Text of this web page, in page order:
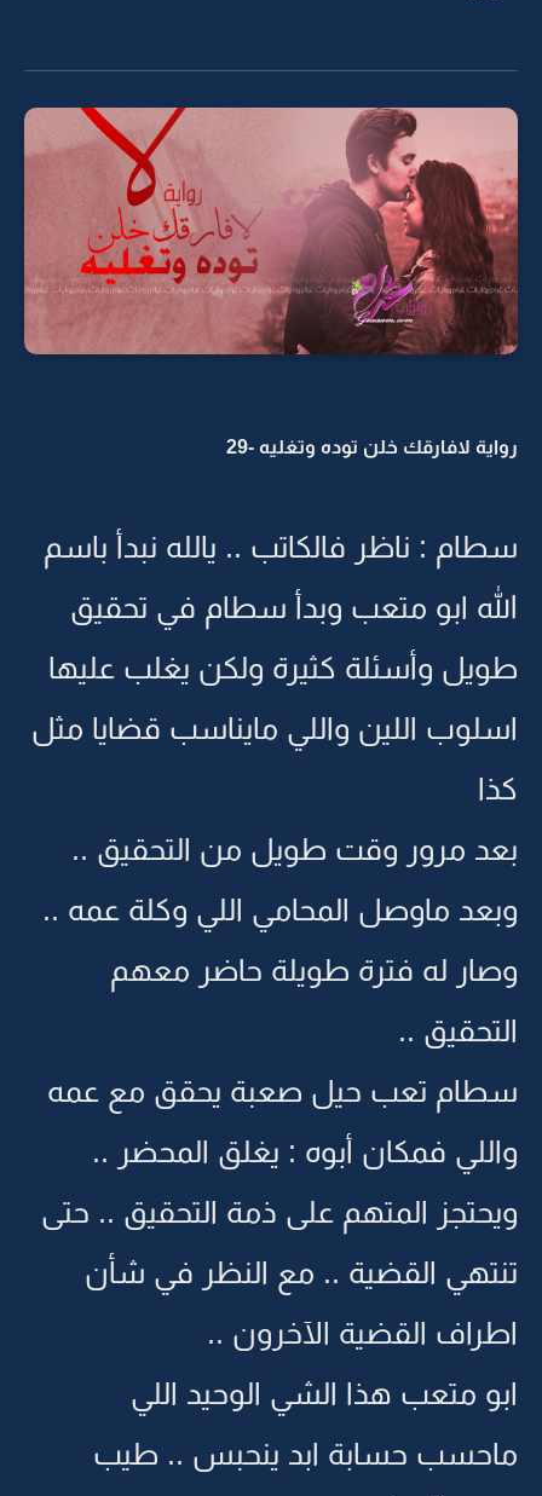
رواية لافارقك خلن توده وتغليه -29
سطام : ناظر فالكاتب .. يالله نبدأ باسم
الله ابو متعب وبدأ سطام في تحقيق
طويل وأسئلة كثيرة ولكن يغلب عليها
اسلوب اللين واللي مايناسب قضايا مثل
كذا
بعد مرور وقت طويل من التحقيق ..
وبعد ماوصل المحامي اللي وكلة عمه ..
وصار له فترة طويلة حاضر معهم
التحقيق ..
سطام تعب حيل صعبة يحقق مع عمه
واللي فمكان أبوه : يغلق المحضر ..
ويحتجز المتهم على ذمة التحقيق .. حتى
تنتهي القضية .. مع النظر في شأن
اطراف القضية الآخرون ..
ابو متعب هذا الشي الوحيد اللي
ماحسب حسابة ابد ينحبس .. طيب